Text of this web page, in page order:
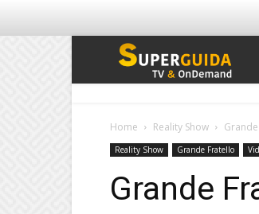
Home Reality Show
Reality Show Grande Fratello
Grande